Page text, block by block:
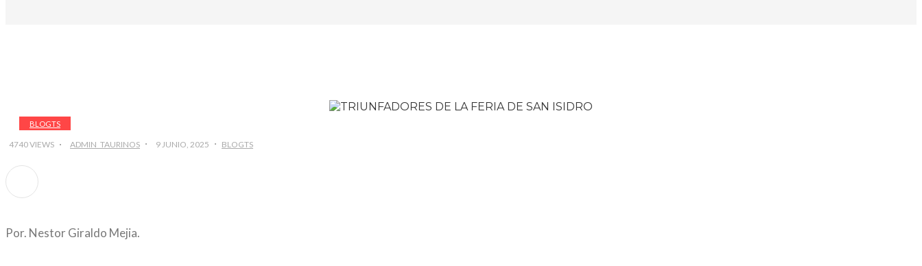
BLOGTS
4740 VIEWS ADMIN_TAURINOS 9 JUNIO, 2025 BLOGTS
Por. Nestor Giraldo Mejia.